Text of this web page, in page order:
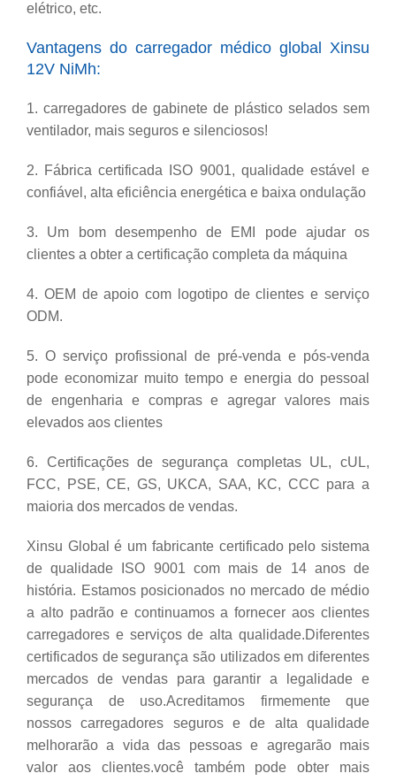
elétrico, etc.
Vantagens do carregador médico global Xinsu
12V NiMh:
1. carregadores de gabinete de plástico selados sem
ventilador, mais seguros e silenciosos!
2. Fábrica certificada ISO 9001, qualidade estável e
confiável, alta eficiência energética e baixa ondulação
3. Um bom desempenho de EMI pode ajudar os
clientes a obter a certificação completa da máquina
4. OEM de apoio com logotipo de clientes e serviço
ODM.
5. O serviço profissional de pré-venda e pós-venda
pode economizar muito tempo e energia do pessoal
de engenharia e compras e agregar valores mais
elevados aos clientes
6. Certificações de segurança completas UL, cUL,
FCC, PSE, CE, GS, UKCA, SAA, KC, CCC para a
maioria dos mercados de vendas.
Xinsu Global é um fabricante certificado pelo sistema
de qualidade ISO 9001 com mais de 14 anos de
história. Estamos posicionados no mercado de médio
a alto padrão e continuamos a fornecer aos clientes
carregadores e serviços de alta qualidade.Diferentes
certificados de segurança são utilizados em diferentes
mercados de vendas para garantir a legalidade e
segurança de uso.Acreditamos firmemente que
nossos carregadores seguros e de alta qualidade
melhorarão a vida das pessoas e agregarão mais
valor aos clientes.você também pode obter mais